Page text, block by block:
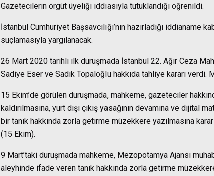
Gazetecilerin örgüt üyeliği iddiasıyla tutuklandığı öğrenildi.
İstanbul Cumhuriyet Başsavcılığı’nın hazırladığı
suçlamasıyla yargılanacak.
26 Mart 2020 tarihli ilk duruşmada İstanbul 22. Ağır Ceza
Sadiye Eser ve Sadık Topaloğlu hakkıda tahliye kararı verdi.
15 Ekim’de görülen duruşmada, mahkeme, gazeteciler
kaldırılmasına, yurt dışı çıkış yasağının devamına ve
bir tanık hakkında zorla getirme müzekkere yazılmasına
(15 Ekim).
9 Mart’taki duruşmada mahkeme, Mezopotamya Ajansı
aleyhinde ifade veren tanık hakkında zorla getirme